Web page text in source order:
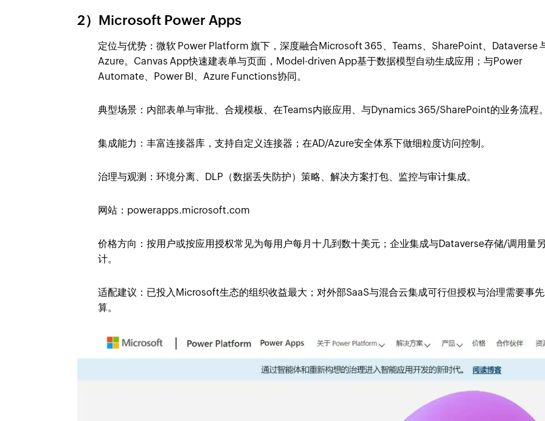
2）Microsoft Power Apps
定位与优势：微软 Power Platform 旗下，深度融合Microsoft 365、Teams、SharePoint、Dataverse
Azure。Canvas App快速建表单与页面，Model-driven App基于数据模型自动生成应用；与Power
Automate、Power BI、Azure Functions协同。
典型场景：内部表单与审批、合规模板、在Teams内嵌应用、与Dynamics 365/SharePoint的业务流程
集成能力：丰富连接器库，支持自定义连接器；在AD/Azure安全体系下做细粒度访问控制。
治理与观测：环境分离、DLP（数据丢失防护）策略、解决方案打包、监控与审计集成。
网站：powerapps.microsoft.com
价格方向：按用户或按应用授权常见为每用户每月十几到数十美元；企业集成与Dataverse存储/调用量
计。
适配建议：已投入Microsoft生态的组织收益最大；对外部SaaS与混合云集成可行但授权与治理需要事
算。